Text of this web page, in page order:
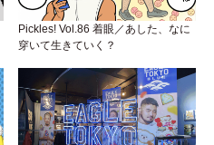
Pickles! Vol.86 着眼／あした、なに
穿いて生きていく？